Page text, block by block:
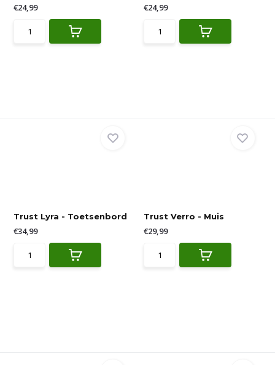
€24,99 €24,99
Trust Lyra - Toetsenbord
€34,99
Trust Verro - Muis
€29,99